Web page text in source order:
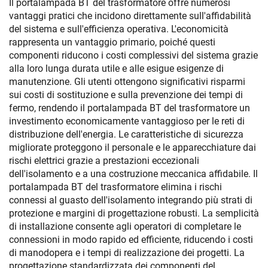
Il portalampada BT del trasformatore offre numerosi
vantaggi pratici che incidono direttamente sull'affidabilità
del sistema e sull'efficienza operativa. L'economicità
rappresenta un vantaggio primario, poiché questi
componenti riducono i costi complessivi del sistema grazie
alla loro lunga durata utile e alle esigue esigenze di
manutenzione. Gli utenti ottengono significativi risparmi
sui costi di sostituzione e sulla prevenzione dei tempi di
fermo, rendendo il portalampada BT del trasformatore un
investimento economicamente vantaggioso per le reti di
distribuzione dell'energia. Le caratteristiche di sicurezza
migliorate proteggono il personale e le apparecchiature dai
rischi elettrici grazie a prestazioni eccezionali
dell'isolamento e a una costruzione meccanica affidabile. Il
portalampada BT del trasformatore elimina i rischi
connessi al guasto dell'isolamento integrando più strati di
protezione e margini di progettazione robusti. La semplicità
di installazione consente agli operatori di completare le
connessioni in modo rapido ed efficiente, riducendo i costi
di manodopera e i tempi di realizzazione dei progetti. La